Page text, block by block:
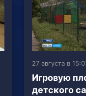
27 августа в
Игровую
детского